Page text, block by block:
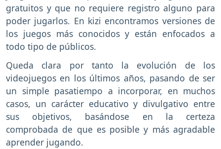
gratuitos y que no requiere registro alguno para
poder jugarlos. En kizi encontramos versiones de
los juegos más conocidos y están enfocados a
todo tipo de públicos.
Queda clara por tanto la evolución de los
videojuegos en los últimos años, pasando de ser
un simple pasatiempo a incorporar, en muchos
casos, un carácter educativo y divulgativo entre
sus objetivos, basándose en la certeza
comprobada de que es posible y más agradable
aprender jugando.